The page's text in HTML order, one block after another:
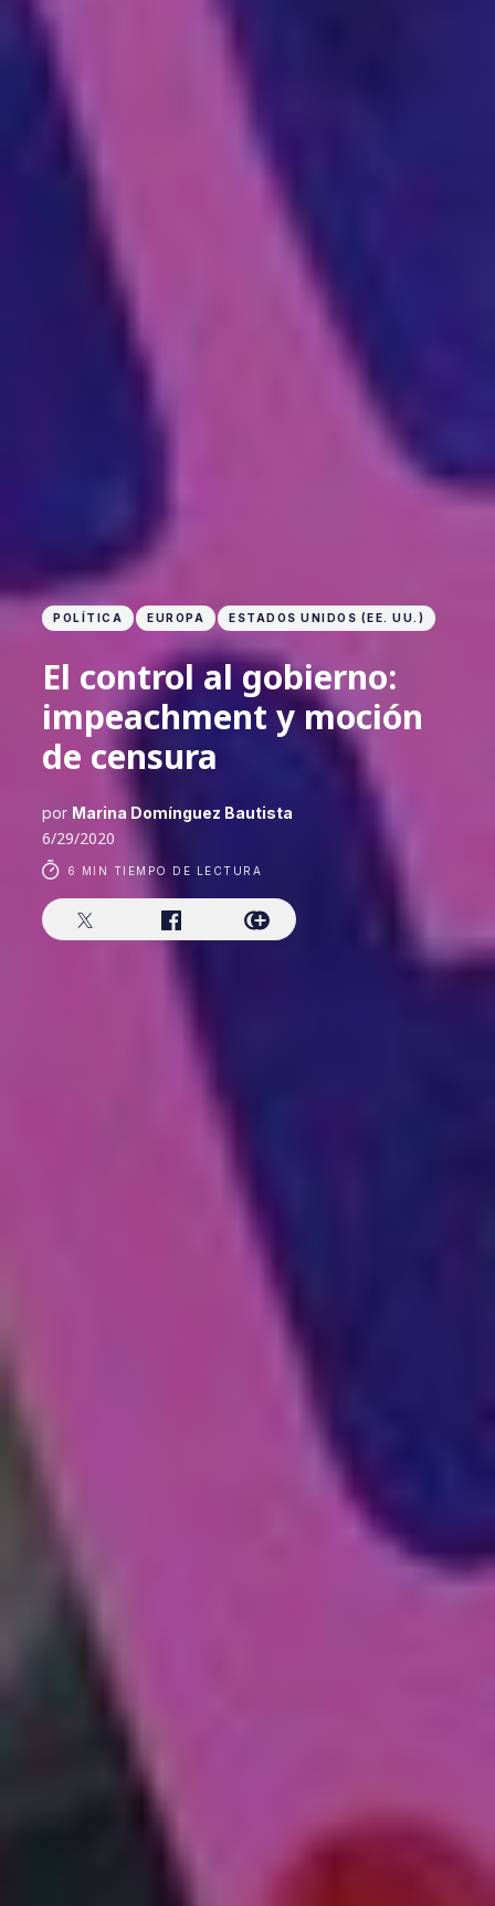
POLÍTICA EUROPA ESTADOS UNIDOS (EE. UU.)
El control al gobierno:
impeachment y moción
de censura
por Marina Domínguez Bautista
6/29/2020
6 MIN TIEMPO DE LECTURA